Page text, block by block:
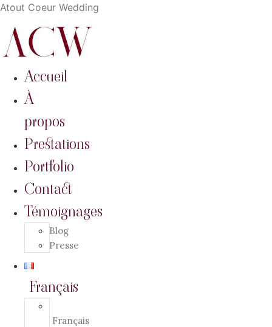
Atout Coeur Wedding
Accueil
À
propos
Prestations
Portfolio
Contact
Témoignages
Blog
Presse
Français
Français